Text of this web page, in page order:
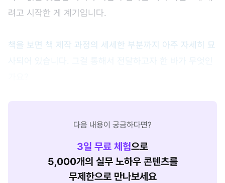
려고 시작한 게 계기입니다.
책을 보면 책 제작 과정의 세세한 부분까지 아주 자세히 묘
사되어 있습니다. 그걸 통해서 전달하고자 한 바가 무엇인
다음 내용이 궁금하다면?
3일 무료 체험으로
5,000개의 실무 노하우 콘텐츠를
무제한으로 만나보세요